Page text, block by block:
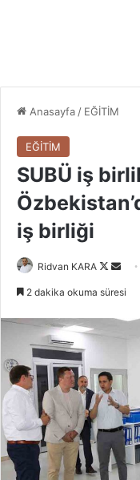
Anasayfa / EĞİTİM
EĞİTİM
SUBÜ iş
iş birliği
Ridvan KARA
Follow
Bir
2 dakika okuma süresi